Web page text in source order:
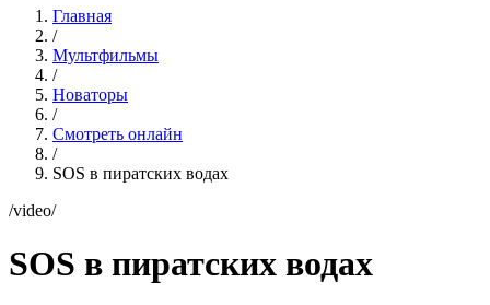
Главная
/
Мультфильмы
/
Новаторы
/
Смотреть онлайн
/
SOS в пиратских водах
/video/
SOS в пиратских водах